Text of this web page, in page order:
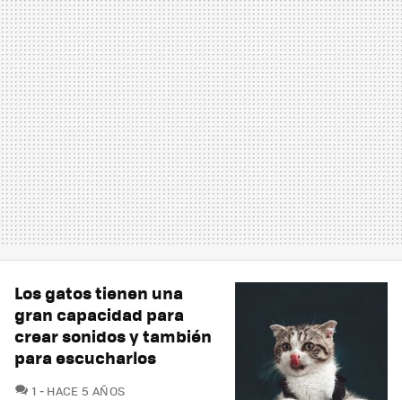
Los gatos tienen una
gran capacidad para
crear sonidos y también
para escucharlos
1 COMENTARIOS
HACE 5 AÑOS